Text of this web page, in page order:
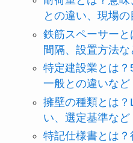
との違い、現場
鉄筋スペーサー
間隔、設置方法な
特定建設業とは？
一般との違いなど
擁壁の種類とは
い、選定基準など
特記仕様書とは